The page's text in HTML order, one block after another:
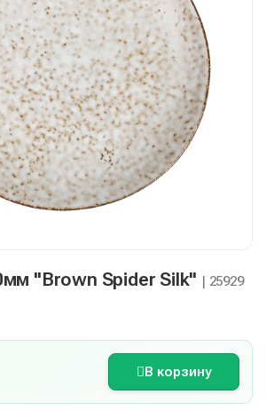
"Brown Spider Silk" | 25929
В корзину